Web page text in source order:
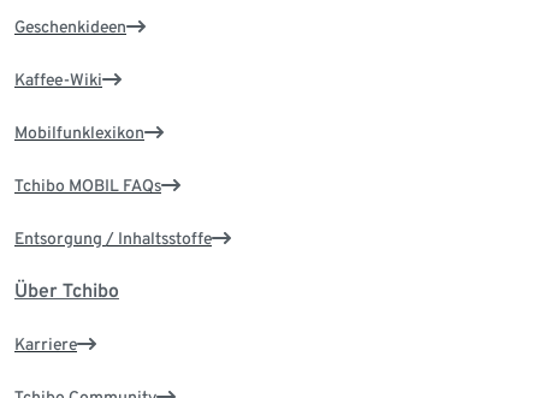
Geschenkideen
Kaffee-Wiki
Mobilfunklexikon
Tchibo MOBIL FAQs
Entsorgung / Inhaltsstoffe
Über Tchibo
Karriere